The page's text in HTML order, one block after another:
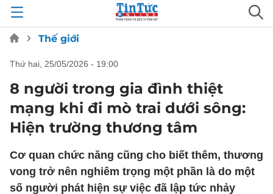
Thế giới
thứ hai, 25/05/2026 - 19:00
8 người trong gia đình thiệt
mạng khi đi mò trai dưới sông:
Hiện trường thương tâm
Cơ quan chức năng cũng cho biết thêm, thương
vong trở nên nghiêm trọng một phần là do một
số người phát hiện sự việc đã lập tức nhảy